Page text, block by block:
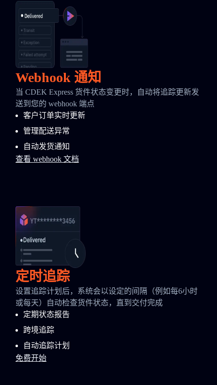
Webhook 通知
当 CDEK Express 货件状态变更时，自动将追踪更新发
送到您的 webhook 端点
客户订单实时更新
管理配送异常
自动发货通知
查看 webhook 文档
定时追踪
设置追踪计划后，系统会以设定的间隔（例如每6小时
或每天）自动检查货件状态，直到交付完成
定期状态报告
跨境追踪
自动追踪计划
免费开始